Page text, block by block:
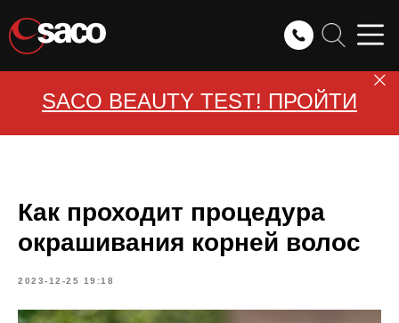
SACO BEAUTY TEST! ПРОЙТИ
Как проходит процедура
окрашивания корней волос
2023-12-25 19:18